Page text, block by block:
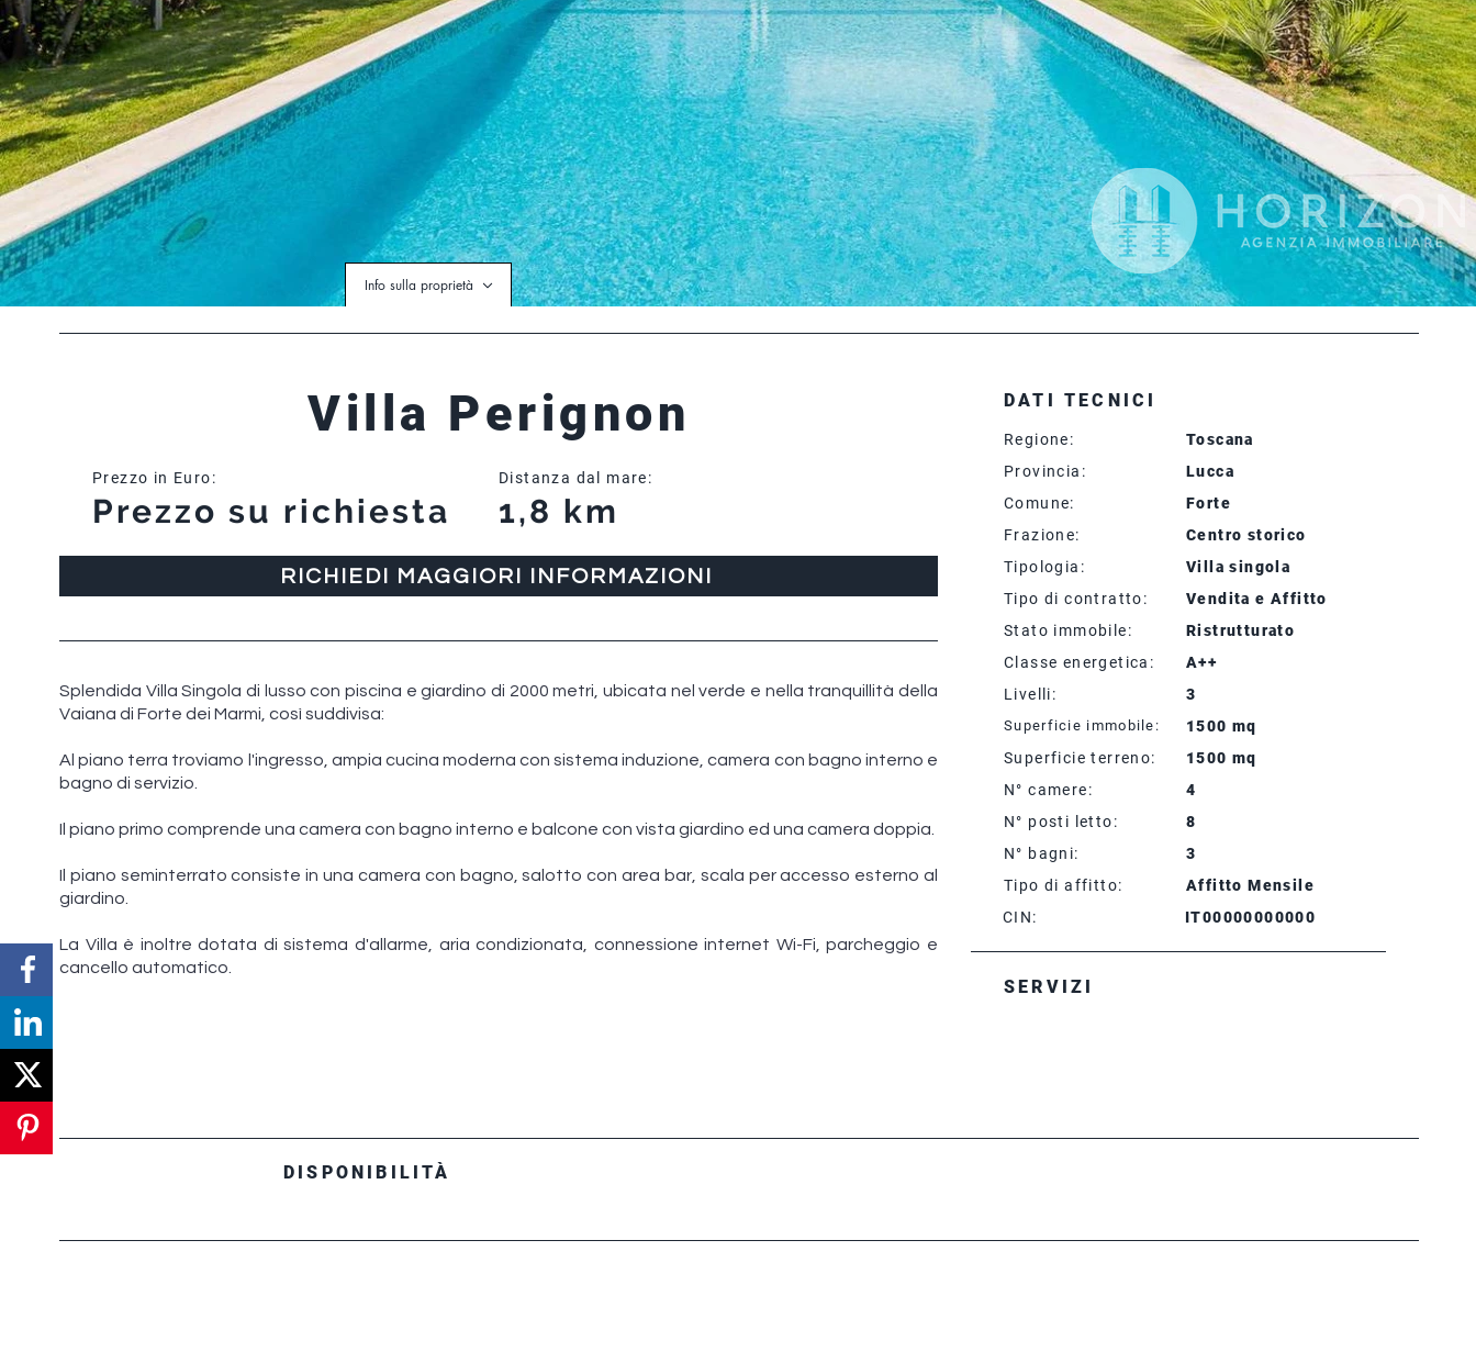
Info sulla proprietà
Villa Perignon
Prezzo in Euro:
Prezzo su richiesta
Distanza dal mare:
1,8 km
RICHIEDI MAGGIORI INFORMAZIONI
Splendida Villa Singola di lusso con piscina e giardino di 2000 metri, ubicata nel verde e nella tranquillità della
Vaiana di Forte dei Marmi, così suddivisa:
Al piano terra troviamo l'ingresso, ampia cucina moderna con sistema induzione, camera con bagno interno e
bagno di servizio.
Il piano primo comprende una camera con bagno interno e balcone con vista giardino ed una camera doppia.
Il piano seminterrato consiste in una camera con bagno, salotto con area bar, scala per accesso esterno al
giardino.
La Villa è inoltre dotata di sistema d'allarme, aria condizionata, connessione internet Wi-Fi, parcheggio e
cancello automatico.
DATI TECNICI
Regione:
Toscana
Provincia:
Lucca
Comune:
Forte
Frazione:
Centro storico
Tipologia:
Villa singola
Tipo di contratto:
Vendita e Affitto
Stato immobile:
Ristrutturato
Classe energetica:
A++
Livelli:
3
Superficie immobile:
1500 mq
Superficie terreno:
1500 mq
N° camere:
4
N° posti letto:
8
N° bagni:
3
Tipo di affitto:
Affitto Mensile
CIN:
IT00000000000
SERVIZI
DISPONIBILITÀ